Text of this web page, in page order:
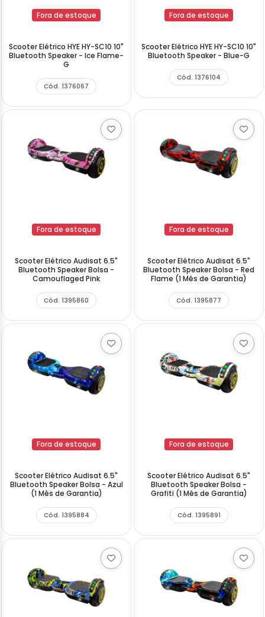
Fora de estoque
Scooter Elétrico HYE HY-SC10 10"
Bluetooth Speaker - Ice Flame-
G
Cód. 1376067
Fora de estoque
Scooter Elétrico HYE HY-SC10 10"
Bluetooth Speaker - Blue-G
Cód. 1376104
Fora de estoque
Scooter Elétrico Audisat 6.5"
Bluetooth Speaker Bolsa -
Camouflaged Pink
Cód. 1395860
Fora de estoque
Scooter Elétrico Audisat 6.5"
Bluetooth Speaker Bolsa - Red
Flame (1 Mês de Garantia)
Cód. 1395877
Fora de estoque
Scooter Elétrico Audisat 6.5"
Bluetooth Speaker Bolsa - Azul
(1 Mês de Garantia)
Cód. 1395884
Fora de estoque
Scooter Elétrico Audisat 6.5"
Bluetooth Speaker Bolsa -
Grafiti (1 Mês de Garantia)
Cód. 1395891